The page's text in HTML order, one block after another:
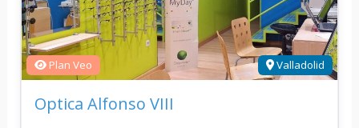
Plan Veo Valladolid
Optica Alfonso VIII